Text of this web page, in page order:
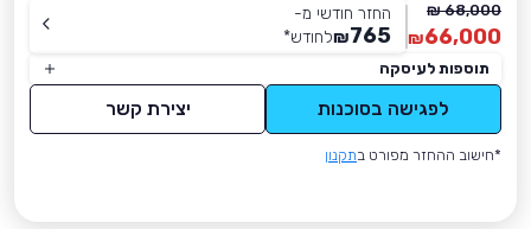
68,000 ₪
66,000
₪
החזר חודשי מ-
765
₪לחודש*
תוספות לעיסקה
לפגישה בסוכנות יצירת קשר
*חישוב ההחזר מפורט בתקנון